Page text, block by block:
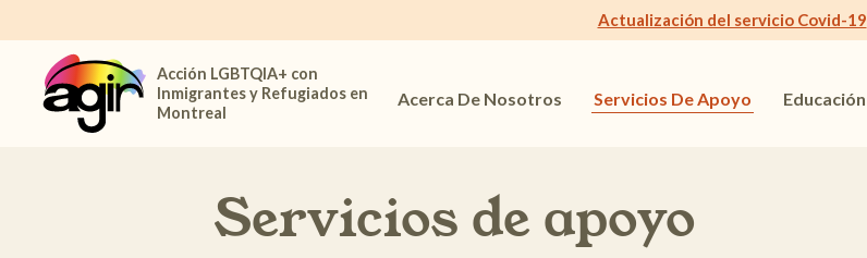
Actualización del servicio Covid-19
Acción LGBTQIA+ con
Inmigrantes y Refugiados en
Montreal
Acerca De Nosotros Servicios De Apoyo Educación
Servicios de apoyo